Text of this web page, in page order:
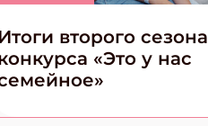
Итоги второго сезона
«Это у нас